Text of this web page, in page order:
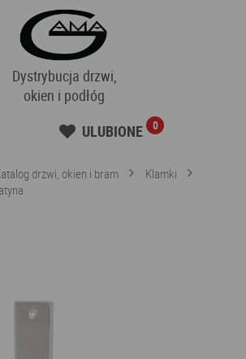
Dystrybucja drzwi,
okien i podłóg
ULUBIONE 0
drzwi, okien i bram
Klamki